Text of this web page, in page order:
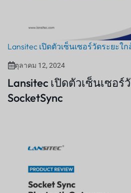
Lansitec เปิดตัวเซ็นเซอร์วัดระยะใก
ตุลาคม 12, 2024
Lansitec เปิดตัวเซ็นเซอร์
SocketSync